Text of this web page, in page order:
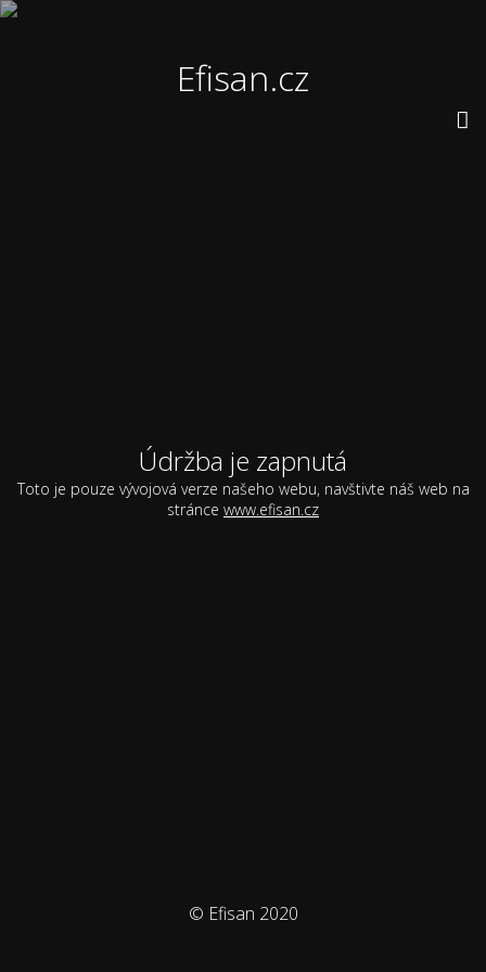
Efisan.cz
Údržba je zapnutá
Toto je pouze vývojová verze našeho webu, navštivte náš web na
stránce www.efisan.cz
© Efisan 2020